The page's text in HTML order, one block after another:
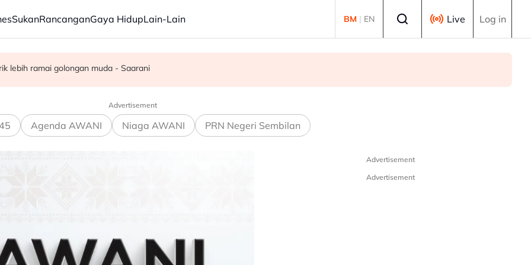
SukanRancanganGaya HidupLain-Lain BM | EN Live Log in
- Ahmad Zahid
lebih ramai golongan muda - Saarani
pertengahan bulan ini - Mohamad
Advertisement
Agenda AWANI Niaga AWANI PRN Negeri Sembilan
Advertisement
Advertisement